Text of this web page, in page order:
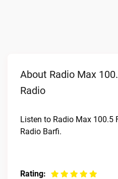
About Radio Max
Radio
Listen to Radio Max 100.5
Radio Barfi.
Rating: